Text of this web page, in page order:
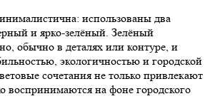
использованы два
и ярко-зелёный. Зелёный
обычно в деталях или контуре, и
экологичностью и городской
сочетания не только привлекают
воспринимаются на фоне городского